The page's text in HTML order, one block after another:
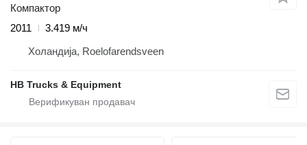
Компактор
2011
3.419 м/ч
Холандија, Roelofarendsveen
HB Trucks & Equipment